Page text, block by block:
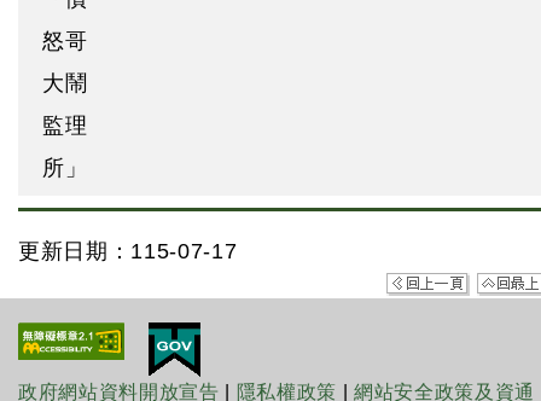
怒哥
大鬧
監理
所」
更新日期：115-07-17
政府網站資料開放宣告 隱私權政策 |網站安全政策及資通